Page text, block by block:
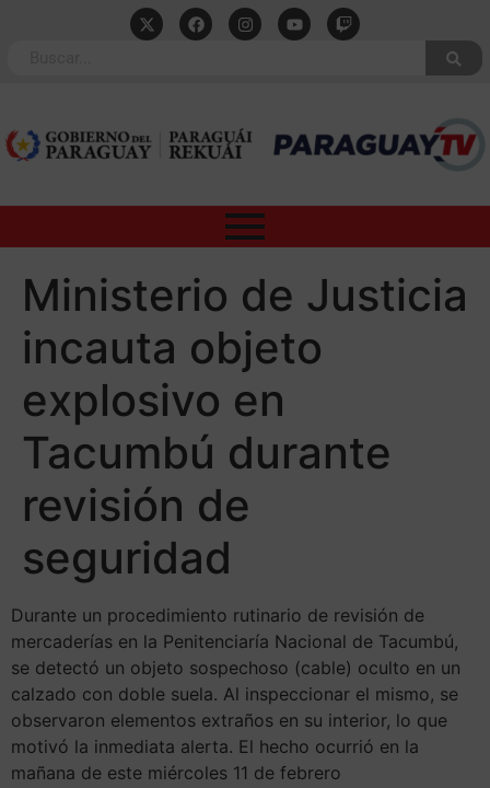
Ministerio de Justicia
incauta objeto
explosivo en
Tacumbú durante
revisión de
seguridad
Durante un procedimiento rutinario de revisión de
mercaderías en la Penitenciaría Nacional de Tacumbú,
se detectó un objeto sospechoso (cable) oculto en un
calzado con doble suela. Al inspeccionar el mismo, se
observaron elementos extraños en su interior, lo que
motivó la inmediata alerta. El hecho ocurrió en la
mañana de este miércoles 11 de febrero